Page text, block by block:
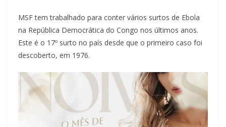
MSF tem trabalhado para conter vários surtos de Ebola
na República Democrática do Congo nos últimos anos.
Este é o 17º surto no país desde que o primeiro caso foi
descoberto, em 1976.